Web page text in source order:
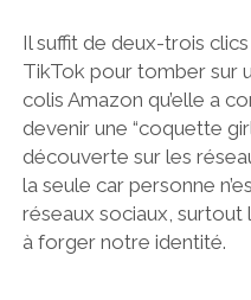
Il suffit de deux-trois
TikTok pour tomber sur
colis Amazon qu’elle a
devenir une “coquette
découverte sur les
la seule car personne
réseaux sociaux,
à forger notre identité.